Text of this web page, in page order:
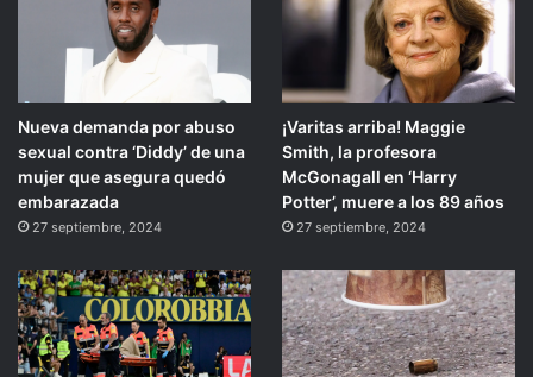
Nueva demanda por abuso
sexual contra ‘Diddy’ de una
mujer que asegura quedó
embarazada
27 septiembre, 2024
¡Varitas arriba! Maggie
Smith, la profesora
McGonagall en ‘Harry
Potter’, muere a los 89 años
27 septiembre, 2024